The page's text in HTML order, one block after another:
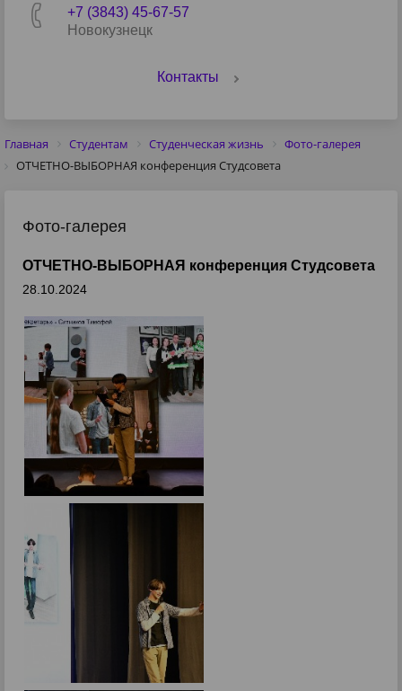
+7 (3843) 45-67-57
Новокузнецк
Контакты
Главная Студентам Студенческая жизнь
Фото-галерея
ОТЧЕТНО-ВЫБОРНАЯ конференция Студсовета
Фото-галерея
ОТЧЕТНО-ВЫБОРНАЯ конференция Студсовета
28.10.2024